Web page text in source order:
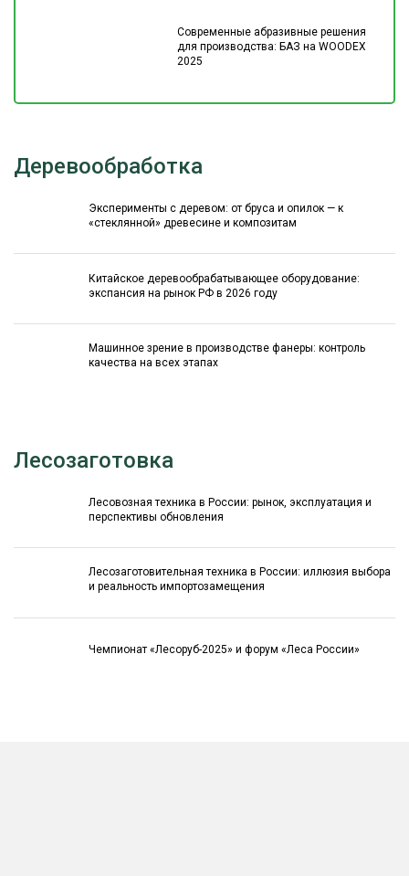
Современные абразивные решения
для производства: БАЗ на WOODEX
2025
Деревообработка
Эксперименты с деревом: от бруса и опилок — к
«стеклянной» древесине и композитам
Китайское деревообрабатывающее оборудование:
экспансия на рынок РФ в 2026 году
Машинное зрение в производстве фанеры: контроль
качества на всех этапах
Лесозаготовка
Лесовозная техника в России: рынок, эксплуатация и
перспективы обновления
Лесозаготовительная техника в России: иллюзия выбора
и реальность импортозамещения
Чемпионат «Лесоруб-2025» и форум «Леса России»